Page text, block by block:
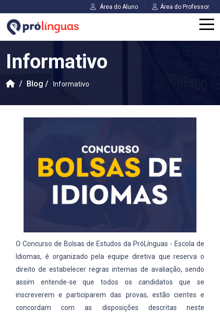
Área do Aluno Área do Professor
Informativo
/ Blog / Informativo
O Concurso de Bolsas de Estudos da PróLínguas - Escola de
Idiomas, é organizado pela equipe diretiva que reserva o
direito de estabelecer regras internas de avaliação, sendo
assim entende-se que todos os candidatos que se
inscreverem e participarem das provas, estão cientes e
concordam com as disposições descritas neste